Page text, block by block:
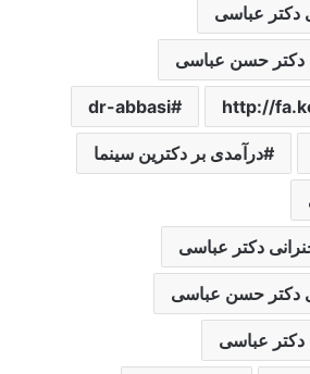
دکتر عباسی
دکتر حسن عباسی
http://
dr-abbasi
درآمدی ‌بر ‌دکترین ‌سینما‌
دکتر عباسی
دکتر حسن عباسی
دکتر عباسی